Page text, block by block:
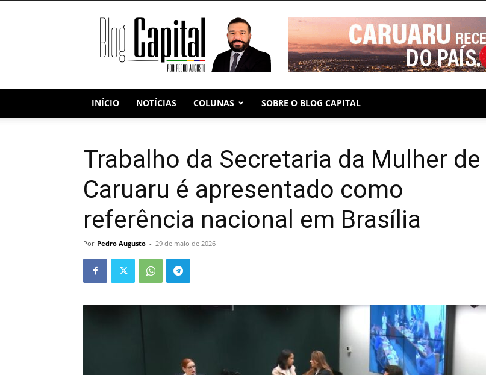
Blog
Capital
INÍCIO NOTÍCIAS COLUNAS SOBRE O BLOG CAPITAL
Trabalho da Secretaria da Mulher de
Caruaru é apresentado como
referência nacional em Brasília
Por Pedro Augusto - 29 de maio de 2026